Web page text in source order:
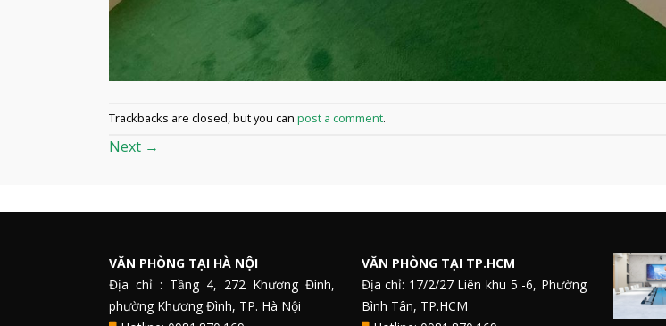
Trackbacks are closed, but you can post a comment.
Next →
VĂN PHÒNG TẠI HÀ NỘI
Địa chỉ : Tầng 4, 272 Khương Đình,
phường Khương Đình, TP. Hà Nội
VĂN PHÒNG TẠI TP.HCM
Địa chỉ: 17/2/27 Liên khu 5 -6, Phường
Bình Tân, TP.HCM